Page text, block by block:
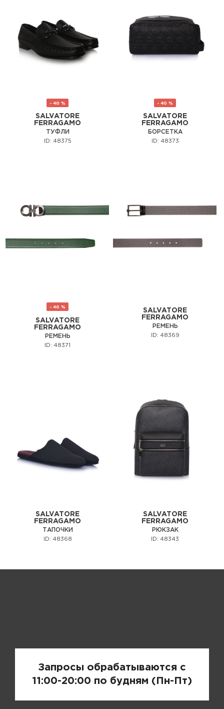
- 40 %
SALVATORE
FERRAGAMO
ТУФЛИ
ID: 48375
- 40 %
SALVATORE
FERRAGAMO
БОРСЕТКА
ID: 48373
- 40 %
SALVATORE
FERRAGAMO
РЕМЕНЬ
ID: 48371
SALVATORE
FERRAGAMO
РЕМЕНЬ
ID: 48369
SALVATORE
FERRAGAMO
ТАПОЧКИ
ID: 48368
SALVATORE
FERRAGAMO
РЮКЗАК
ID: 48343
Запросы обрабатываются с
11:00-20:00 по будням (Пн-Пт)